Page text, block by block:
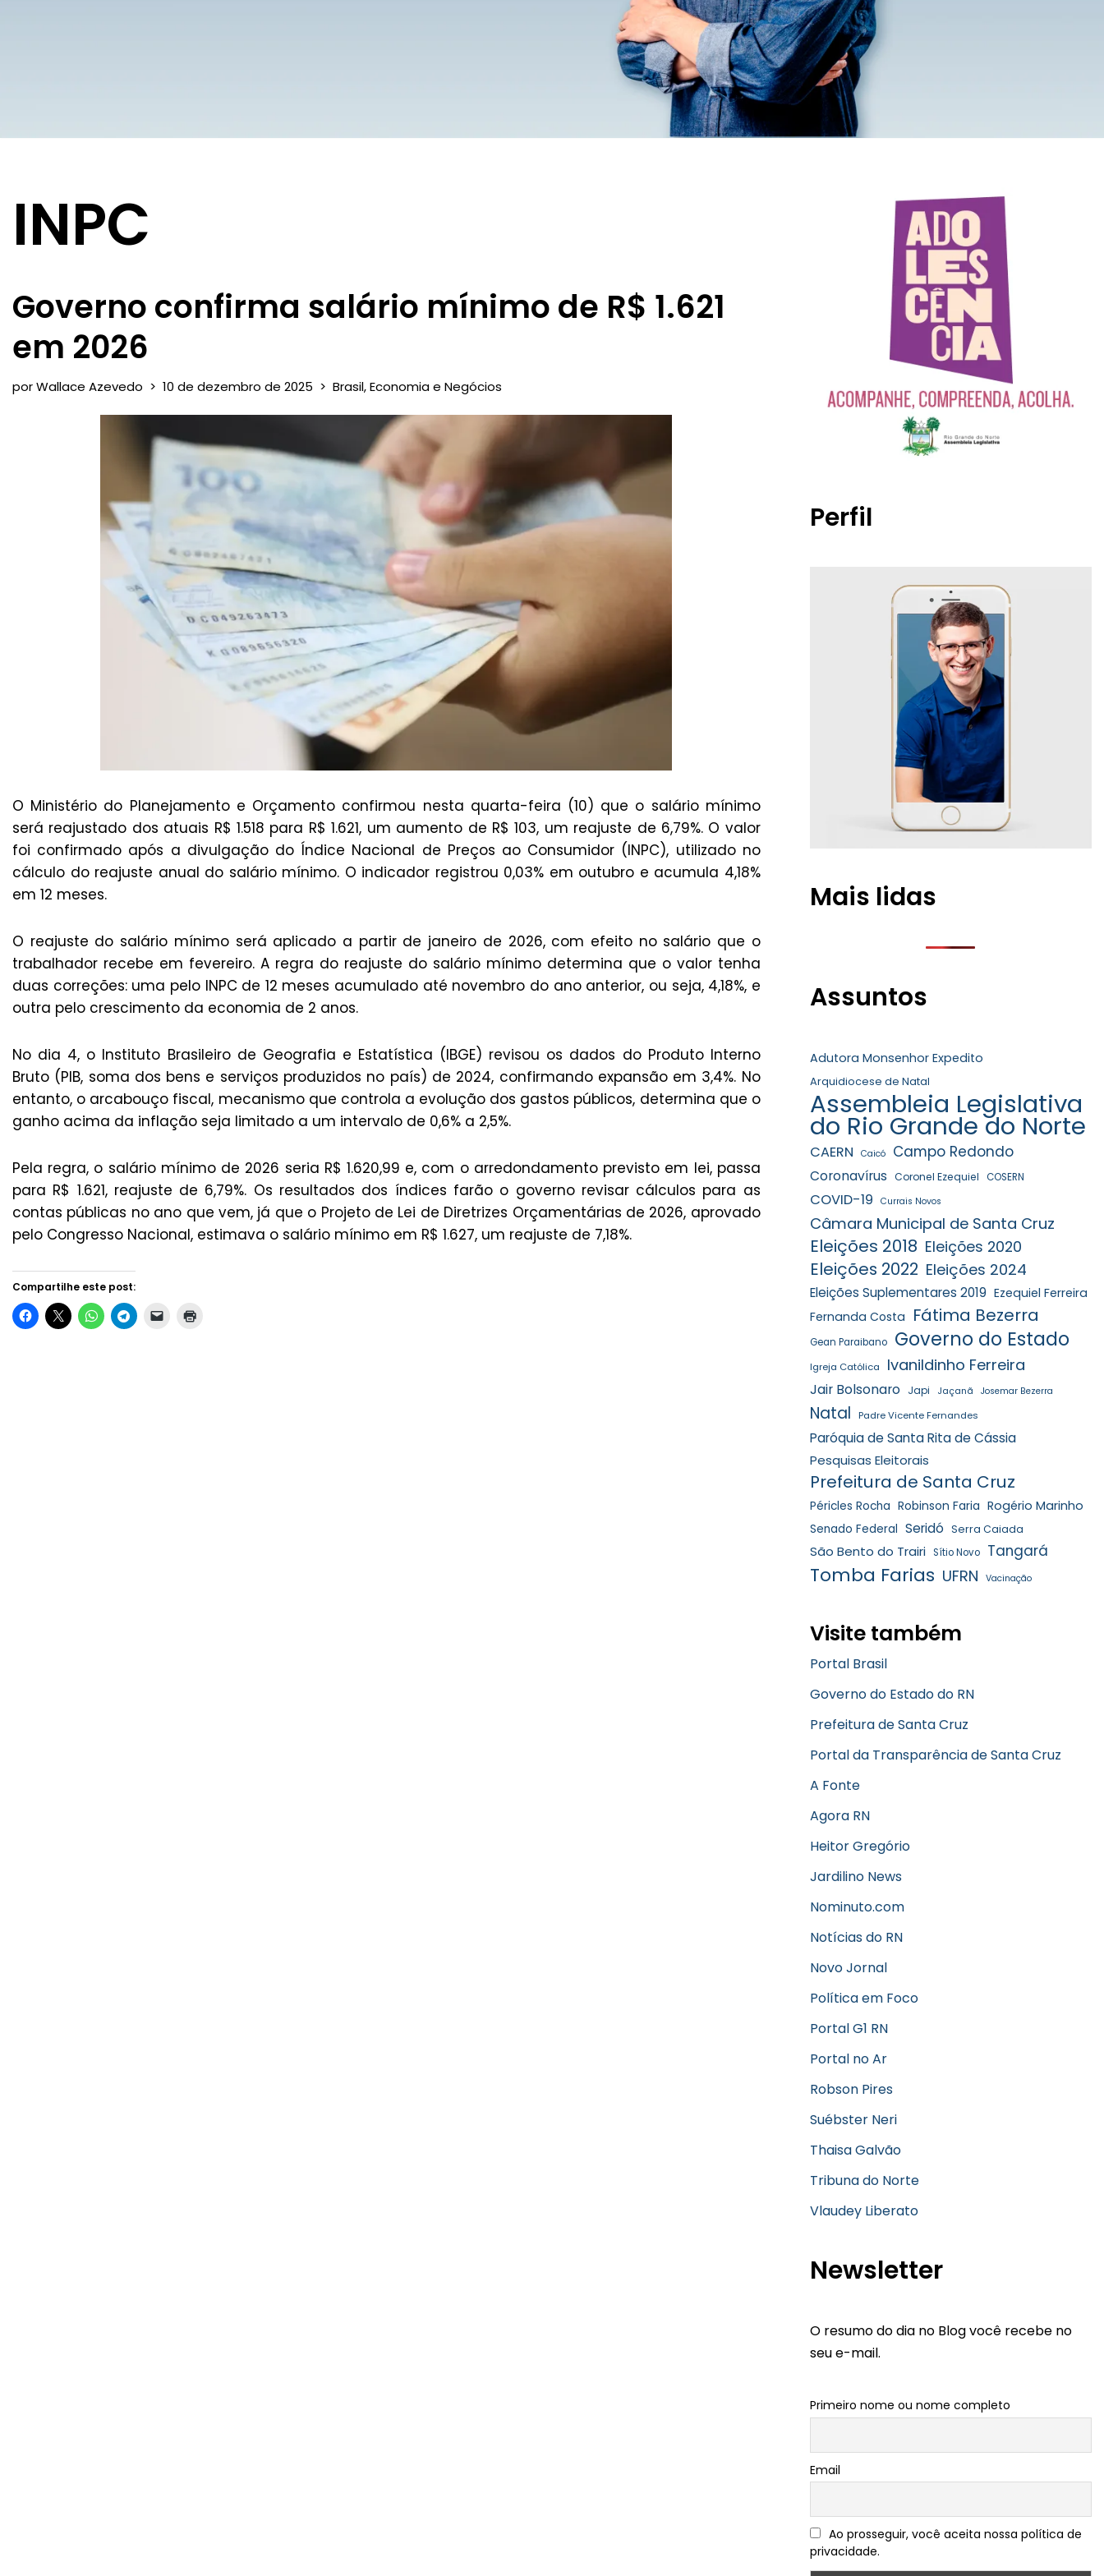
INPC
Governo confirma salário mínimo de R$ 1.621
em 2026
porWallace Azevedo 10 de dezembro de 2025 Brasil,Economia e Negócios
O Ministério do Planejamento e Orçamento confirmou nesta quarta-feira (10) que o salário mínimo
será reajustado dos atuais R$ 1.518 para R$ 1.621, um aumento de R$ 103, um reajuste de 6,79%. O valor
foi confirmado após a divulgação do Índice Nacional de Preços ao Consumidor (INPC), utilizado no
cálculo do reajuste anual do salário mínimo. O indicador registrou 0,03% em outubro e acumula 4,18%
em 12 meses.
O reajuste do salário mínimo será aplicado a partir de janeiro de 2026, com efeito no salário que o
trabalhador recebe em fevereiro. A regra do reajuste do salário mínimo determina que o valor tenha
duas correções: uma pelo INPC de 12 meses acumulado até novembro do ano anterior, ou seja, 4,18%, e
outra pelo crescimento da economia de 2 anos.
No dia 4, o Instituto Brasileiro de Geografia e Estatística (IBGE) revisou os dados do Produto Interno
Bruto (PIB, soma dos bens e serviços produzidos no país) de 2024, confirmando expansão em 3,4%. No
entanto, o arcabouço fiscal, mecanismo que controla a evolução dos gastos públicos, determina que o
ganho acima da inflação seja limitado a um intervalo de 0,6% a 2,5%.
Pela regra, o salário mínimo de 2026 seria R$ 1.620,99 e, com o arredondamento previsto em lei, passa
para R$ 1.621, reajuste de 6,79%. Os resultados dos índices farão o governo revisar cálculos para as
contas públicas no ano que vem, já que o Projeto de Lei de Diretrizes Orçamentárias de 2026, aprovado
pelo Congresso Nacional, estimava o salário mínimo em R$ 1.627, um reajuste de 7,18%.
Compartilhe este post:
Perfil
Mais lidas
Assuntos
Adutora Monsenhor Expedito
Arquidiocese de Natal
Assembleia Legislativa
do Rio Grande do Norte
CAERN Caicó Campo Redondo
Coronavírus Coronel Ezequiel COSERN
COVID-19 Currais Novos
Câmara Municipal de Santa Cruz
Eleições 2018 Eleições 2020
Eleições 2022 Eleições 2024
Eleições Suplementares 2019 Ezequiel Ferreira
Fernanda Costa Fátima Bezerra
Gean Paraibano Governo do Estado
Igreja Católica Ivanildinho Ferreira
Jair Bolsonaro Japi Jaçanã Josemar Bezerra
Natal Padre Vicente Fernandes
Paróquia de Santa Rita de Cássia
Pesquisas Eleitorais
Prefeitura de Santa Cruz
Péricles Rocha Robinson Faria Rogério Marinho
Senado Federal Seridó Serra Caiada
São Bento do Trairi Sítio Novo Tangará
Tomba Farias UFRN Vacinação
Visite também
Portal Brasil
Governo do Estado do RN
Prefeitura de Santa Cruz
Portal da Transparência de Santa Cruz
A Fonte
Agora RN
Heitor Gregório
Jardilino News
Nominuto.com
Notícias do RN
Novo Jornal
Política em Foco
Portal G1 RN
Portal no Ar
Robson Pires
Suébster Neri
Thaisa Galvão
Tribuna do Norte
Vlaudey Liberato
Newsletter
O resumo do dia no Blog você recebe no
seu e-mail.
Primeiro nome ou nome completo
Email
Ao prosseguir, você aceita nossa política de
privacidade.